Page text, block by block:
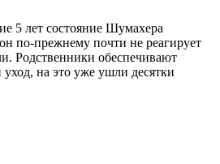
5 лет состояние Шумахера
по-прежнему почти не реагирует
Родственники обеспечивают
на это уже ушли десятки